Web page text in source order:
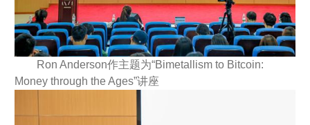
Ron Anderson作主题为“Bimetallism to Bitcoin:
Money through the Ages”讲座